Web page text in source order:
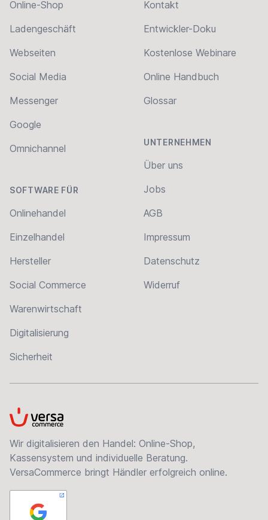
Online-Shop
Ladengeschäft
Webseiten
Social Media
Messenger
Google
Omnichannel
SOFTWARE FÜR
Onlinehandel
Einzelhandel
Hersteller
Social Commerce
Warenwirtschaft
Digitalisierung
Sicherheit
Kontakt
Entwickler-Doku
Kostenlose Webinare
Online Handbuch
Glossar
UNTERNEHMEN
Über uns
Jobs
AGB
Impressum
Datenschutz
Widerruf
VersaCommerce
Wir digitalisieren den Handel: Online-Shop,
Kassensystem und individuelle Beratung.
VersaCommerce bringt Händler erfolgreich online.